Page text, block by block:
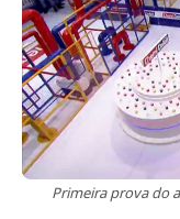
Primeira prova do